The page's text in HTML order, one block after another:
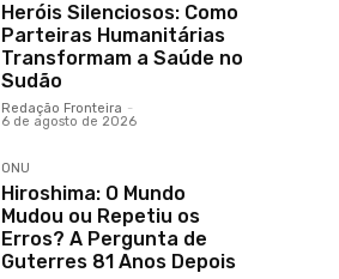
Heróis Silenciosos: Como
Parteiras Humanitárias
Transformam a Saúde no
Sudão
Redação Fronteira -
6 de agosto de 2026
ONU
Hiroshima: O Mundo
Mudou ou Repetiu os
Erros? A Pergunta de
Guterres 81 Anos Depois